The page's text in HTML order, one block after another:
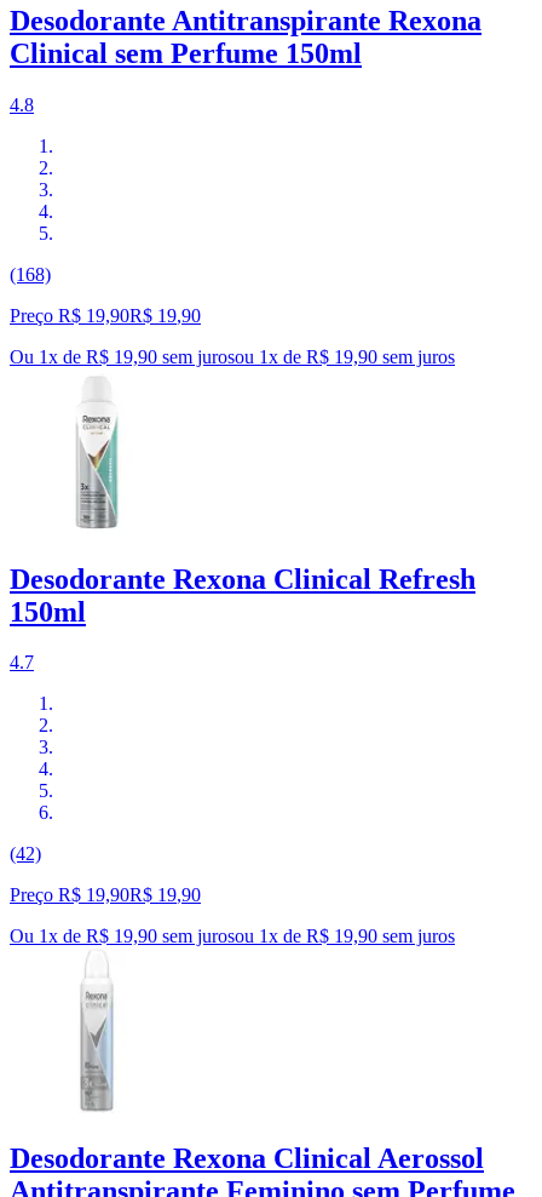
Desodorante Antitranspirante Rexona
Clinical sem Perfume 150ml
4.8
(168)
Preço R$ 19,90R$ 19,90
Ou 1x de R$ 19,90 sem jurosou 1x de R$ 19,90 sem juros
Desodorante Rexona Clinical Refresh
150ml
4.7
(42)
Preço R$ 19,90R$ 19,90
Ou 1x de R$ 19,90 sem jurosou 1x de R$ 19,90 sem juros
Desodorante Rexona Clinical Aerossol